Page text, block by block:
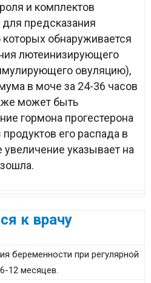
и комплектов
предсказания
обнаруживается
лютеинизирующего
овуляцию),
в моче за 24-36 часов
может быть
гормона прогестерона
его распада в
указывает на
к врачу
беременности при регулярной
12 месяцев.